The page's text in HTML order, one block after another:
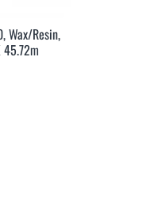
Nhanh
Wax/Resin,